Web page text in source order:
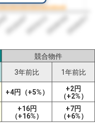
2025/072025/112026/032026/07
競合物件
3年前比 1年前比
+4円（+5%）
+2円
（+2%）
+16円
（+16%）
+7円
（+6%）